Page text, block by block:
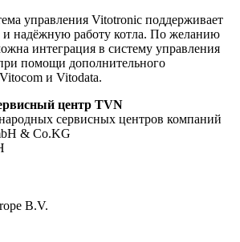
управления Vitotronic поддерживает
надёжную работу котла. По желанию
интеграция в систему управления
помощи дополнительного
и Vitodata.
центр TVN
сервисных центров компаний
& Co.KG
B.V.